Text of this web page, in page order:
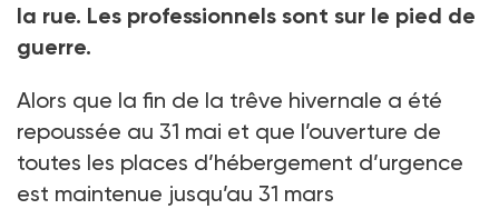
la rue. Les professionnels sont sur le pied de
guerre.
Alors que la fin de la trêve hivernale a été
repoussée au 31 mai et que l’ouverture de
toutes les places d’hébergement d’urgence
est maintenue jusqu’au 31 mars